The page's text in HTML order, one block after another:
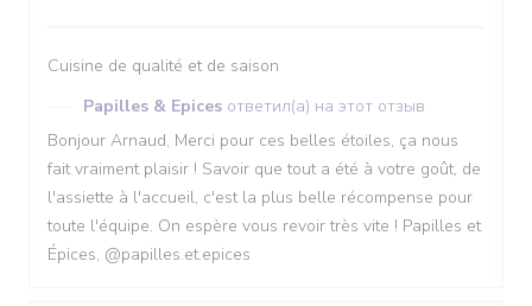
Cuisine de qualité et de saison
Papilles & Epices ответил(а) на этот отзыв
Bonjour Arnaud, Merci pour ces belles étoiles, ça nous
fait vraiment plaisir ! Savoir que tout a été à votre goût, de
l'assiette à l'accueil, c'est la plus belle récompense pour
toute l'équipe. On espère vous revoir très vite ! Papilles et
Épices, @papilles.et.epices